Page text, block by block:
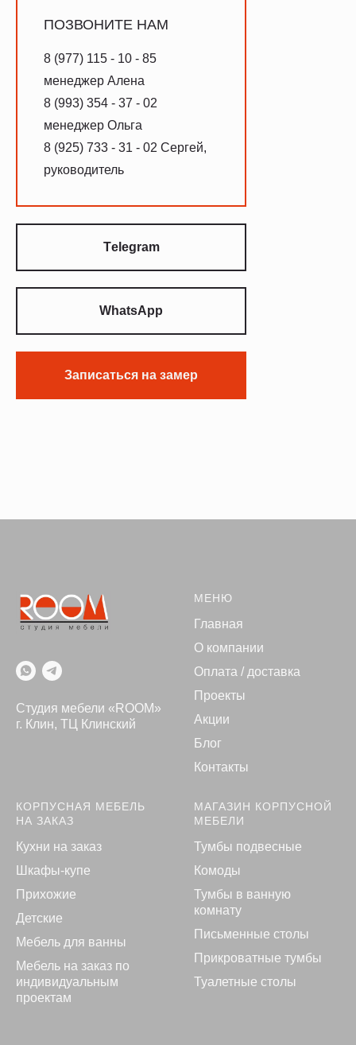
ПОЗВОНИТЕ НАМ
8 (977) 115 - 10 - 85
менеджер Алена
8 (993) 354 - 37 - 02
менеджер Ольга
8 (925) 733 - 31 - 02 Сергей,
руководитель
Тelegram
WhatsApp
Записаться на замер
Студия мебели «ROOM»
г. Клин, ТЦ Клинский
МЕНЮ
Главная
О компании
Оплата / доставка
Проекты
Акции
Блог
Контакты
КОРПУСНАЯ МЕБЕЛЬ
НА ЗАКАЗ
Кухни на заказ
Шкафы-купе
Прихожие
Детские
Мебель для ванны
Мебель на заказ по
индивидуальным
проектам
МАГАЗИН КОРПУСНОЙ
МЕБЕЛИ
Тумбы подвесные
Комоды
Тумбы в ванную
комнату
Письменные столы
Прикроватные тумбы
Туалетные столы